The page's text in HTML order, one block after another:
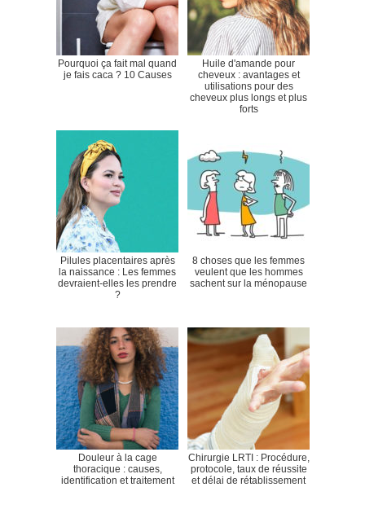
Pourquoi ça fait mal quand
je fais caca ? 10 Causes
Huile d'amande pour
cheveux : avantages et
utilisations pour des
cheveux plus longs et plus
forts
Pilules placentaires après
la naissance : Les femmes
devraient-elles les prendre
?
8 choses que les femmes
veulent que les hommes
sachent sur la ménopause
Douleur à la cage
thoracique : causes,
identification et traitement
Chirurgie LRTI : Procédure,
protocole, taux de réussite
et délai de rétablissement